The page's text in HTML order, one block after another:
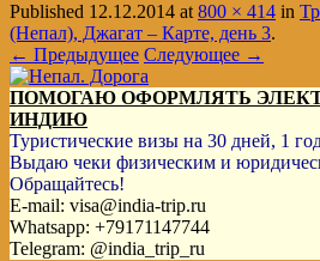
Published 12.12.2014 at800 × 414 in
(Непал), Джагат – Карте, день 3.
← Предыдущее Следующее →
ПОМОГАЮ ОФОРМЛЯТЬ
ИНДИЮ
Туристические визы на 30 дней, 1
Выдаю чеки физическим и
Обращайтесь!
E-mail: visa@india-trip.ru
Whatsapp: +79171147744
Telegram: @india_trip_ru